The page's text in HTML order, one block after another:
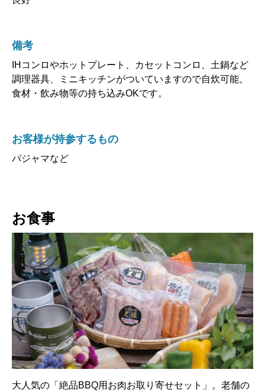
備考
調理器具、ミニキッチンがついていますので自炊可能。
食材・飲み物等の持ち込みOKです。
お客様が持参するもの
お食事